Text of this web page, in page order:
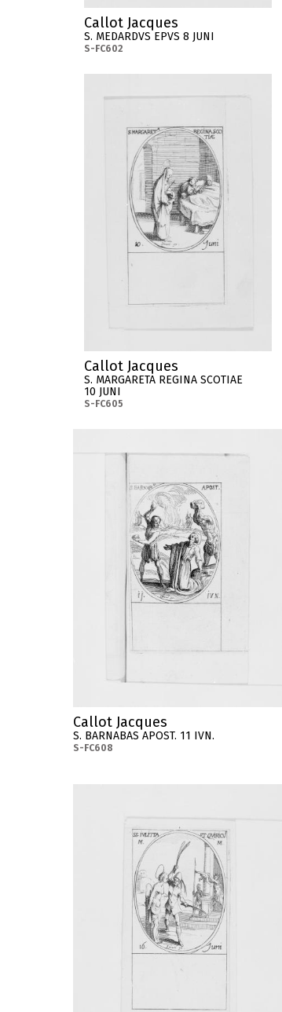
Callot Jacques
S. MEDARDVS EPVS 8 JUNI
S-FC602
Callot Jacques
S. MARGARETA REGINA SCOTIAE
10 JUNI
S-FC605
Callot Jacques
S. BARNABAS APOST. 11 IVN.
S-FC608